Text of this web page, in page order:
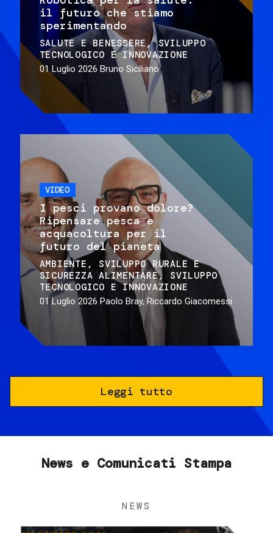
il futuro che stiamo
sperimentando
SALUTE E BENESSERE
SVILUPPO
TECNOLOGICO E INNOVAZIONE
01 Luglio 2026 Bruno Siciliano
VIDEO
I pesci provano dolore?
Ripensare pesca e
acquacoltura per il
futuro del pianeta
AMBIENTE
SVILUPPO RURALE E
SICUREZZA ALIMENTARE
SVILUPPO
TECNOLOGICO E INNOVAZIONE
01 Luglio 2026 Paolo Bray, Riccardo Giacomessi
Leggi tutto
News e Comunicati Stampa
NEWS